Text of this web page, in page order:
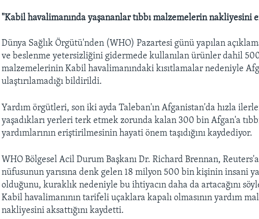
"Kabil havalimanında yaşananlar tıbbı malzemelerin nakliyesini
Dünya Sağlık Örgütü'nden (WHO) Pazartesi günü yapılan
ve beslenme yetersizliğini gidermede kullanılan ürünler dahil
malzemelerinin Kabil havalimanındaki kısıtlamalar nedeniyle
ulaştırılamadığı bildirildi.
Yardım örgütleri, son iki ayda Taleban'ın Afganistan'da hızla
yaşadıkları yerleri terk etmek zorunda kalan 300 bin Afgan'a
yardımlarının eriştirilmesinin hayati önem taşıdığını kaydediyor.
WHO Bölgesel Acil Durum Başkanı Dr. Richard Brennan,
nüfusunun yarısına denk gelen 18 milyon 500 bin kişinin insani
olduğunu, kuraklık nedeniyle bu ihtiyacın daha da artacağını
Kabil havalimanının tarifeli uçaklara kapalı olmasının yardım
nakliyesini aksattığını kaydetti.